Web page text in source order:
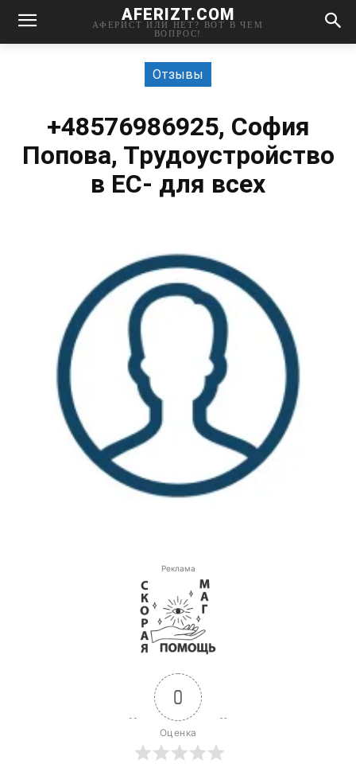
AFERIZT.COM
АФЕРИСТ ИЛИ НЕТ? ВОТ В ЧЕМ
ВОПРОС!
Отзывы
+48576986925, София
Попова, Трудоустройство
в ЕС- для всех
Реклама
0
Оценка